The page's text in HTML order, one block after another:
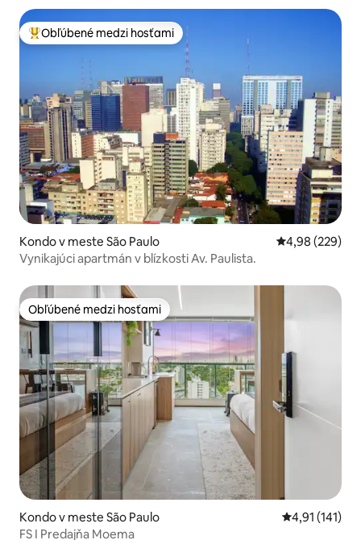
Najobľúbenejšie medzi hosťami
Obľúbené medzi hosťami
Kondo v meste São Paulo Priemerné
4,98 (229)
Vynikajúci apartmán v blízkosti Av. Paulista.
Obľúbené medzi hosťami
Obľúbené medzi hosťami
Kondo v meste São Paulo Priemerné
4,91 (141)
FS I Predajňa Moema